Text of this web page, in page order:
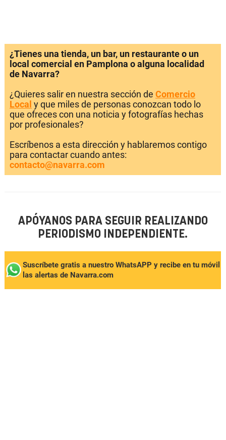
¿Tienes una tienda, un bar, un restaurante o un
local comercial en Pamplona o alguna localidad
de Navarra?
¿Quieres salir en nuestra sección de Comercio
Local y que miles de personas conozcan todo lo
que ofreces con una noticia y fotografías hechas
por profesionales?
Escríbenos a esta dirección y hablaremos contigo
para contactar cuando antes:
contacto@navarra.com
APÓYANOS PARA SEGUIR REALIZANDO
PERIODISMO INDEPENDIENTE.
Suscríbete gratis a nuestro WhatsAPP y recibe en tu móvil
las alertas de Navarra.com